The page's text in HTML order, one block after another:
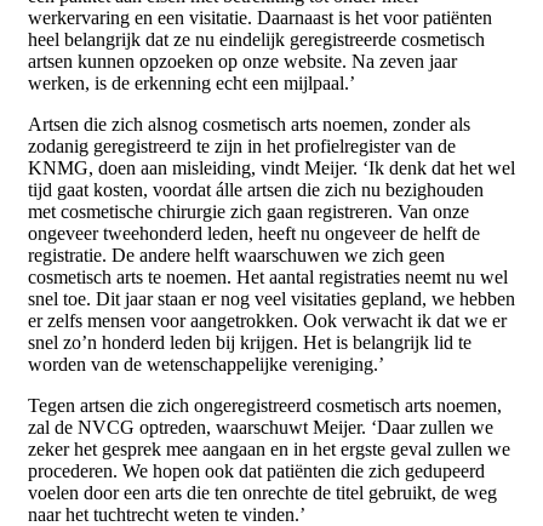
werkervaring en een visitatie. Daarnaast is het voor patiënten
heel belangrijk dat ze nu eindelijk geregistreerde cosmetisch
artsen kunnen opzoeken op onze website. Na zeven jaar
werken, is de erkenning echt een mijlpaal.’
Artsen die zich alsnog cosmetisch arts noemen, zonder als
zodanig geregistreerd te zijn in het profielregister van de
KNMG, doen aan misleiding, vindt Meijer. ‘Ik denk dat het wel
tijd gaat kosten, voordat álle artsen die zich nu bezighouden
met cosmetische chirurgie zich gaan registreren. Van onze
ongeveer tweehonderd leden, heeft nu ongeveer de helft de
registratie. De andere helft waarschuwen we zich geen
cosmetisch arts te noemen. Het aantal registraties neemt nu wel
snel toe. Dit jaar staan er nog veel visitaties gepland, we hebben
er zelfs mensen voor aangetrokken. Ook verwacht ik dat we er
snel zo’n honderd leden bij krijgen. Het is belangrijk lid te
worden van de wetenschappelijke vereniging.’
Tegen artsen die zich ongeregistreerd cosmetisch arts noemen,
zal de NVCG optreden, waarschuwt Meijer. ‘Daar zullen we
zeker het gesprek mee aangaan en in het ergste geval zullen we
procederen. We hopen ook dat patiënten die zich gedupeerd
voelen door een arts die ten onrechte de titel gebruikt, de weg
naar het tuchtrecht weten te vinden.’